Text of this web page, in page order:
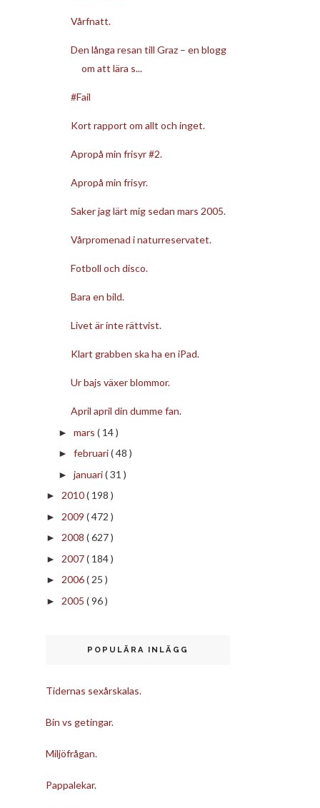
Vårfnatt.
Den långa resan till Graz – en blogg
om att lära s...
#Fail
Kort rapport om allt och inget.
Apropå min frisyr #2.
Apropå min frisyr.
Saker jag lärt mig sedan mars 2005.
Vårpromenad i naturreservatet.
Fotboll och disco.
Bara en bild.
Livet är inte rättvist.
Klart grabben ska ha en iPad.
Ur bajs växer blommor.
April april din dumme fan.
► mars ( 14 )
► februari( 48 )
► januari( 31 )
► 2010( 198 )
► 2009 ( 472 )
► 2008 ( 627 )
► 2007( 184 )
► 2006( 25 )
► 2005 ( 96 )
POPULÄRA INLÄGG
Tidernas sexårskalas.
Bin vs getingar.
Miljöfrågan.
Pappalekar.